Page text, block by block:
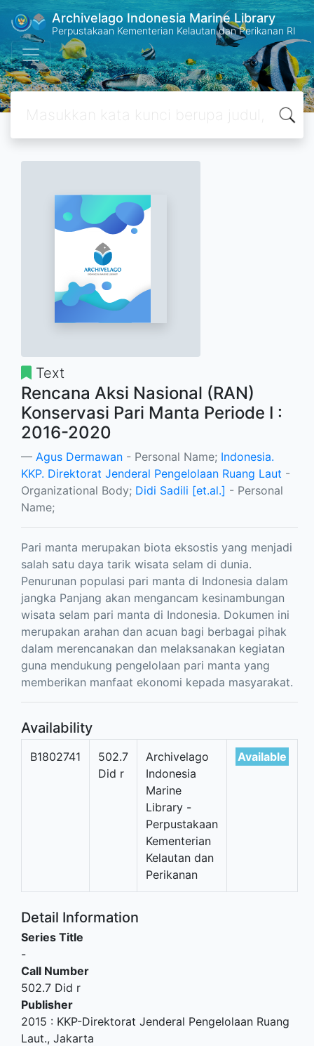
Archivelago Indonesia Marine Library
Perpustakaan Kementerian Kelautan dan Perikanan RI
Text
Rencana Aksi Nasional (RAN)
Konservasi Pari Manta Periode I :
2016-2020
Agus Dermawan - Personal Name; Indonesia.
KKP. Direktorat Jenderal Pengelolaan Ruang Laut -
Organizational Body; Didi Sadili [et.al.] - Personal
Name;
Pari manta merupakan biota eksostis yang menjadi
salah satu daya tarik wisata selam di dunia.
Penurunan populasi pari manta di Indonesia dalam
jangka Panjang akan mengancam kesinambungan
wisata selam pari manta di Indonesia. Dokumen ini
merupakan arahan dan acuan bagi berbagai pihak
dalam merencanakan dan melaksanakan kegiatan
guna mendukung pengelolaan pari manta yang
memberikan manfaat ekonomi kepada masyarakat.
Availability
B1802741
502.7
Did r
Archivelago
Indonesia
Marine
Library -
Perpustakaan
Kementerian
Kelautan dan
Perikanan
Available
Detail Information
Series Title
-
Call Number
502.7 Did r
Publisher
2015 : KKP-Direktorat Jenderal Pengelolaan Ruang
Laut., Jakarta